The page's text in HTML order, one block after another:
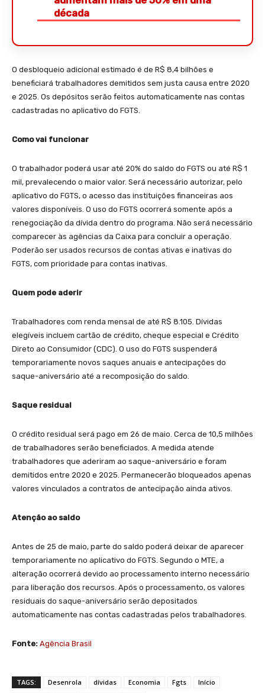
década
O desbloqueio adicional estimado é de R$ 8,4 bilhões e
beneficiará trabalhadores demitidos sem justa causa entre 2020
e 2025. Os depósitos serão feitos automaticamente nas contas
cadastradas no aplicativo do FGTS.
Como vai funcionar
O trabalhador poderá usar até 20% do saldo do FGTS ou até R$ 1
mil, prevalecendo o maior valor. Será necessário autorizar, pelo
aplicativo do FGTS, o acesso das instituições financeiras aos
valores disponíveis. O uso do FGTS ocorrerá somente após a
renegociação da dívida dentro do programa. Não será necessário
comparecer às agências da Caixa para concluir a operação.
Poderão ser usados recursos de contas ativas e inativas do
FGTS, com prioridade para contas inativas.
Quem pode aderir
Trabalhadores com renda mensal de até R$ 8.105. Dívidas
elegíveis incluem cartão de crédito, cheque especial e Crédito
Direto ao Consumidor (CDC). O uso do FGTS suspenderá
temporariamente novos saques anuais e antecipações do
saque-aniversário até a recomposição do saldo.
Saque residual
O crédito residual será pago em 26 de maio. Cerca de 10,5 milhões
de trabalhadores serão beneficiados. A medida atende
trabalhadores que aderiram ao saque-aniversário e foram
demitidos entre 2020 e 2025. Permanecerão bloqueados apenas
valores vinculados a contratos de antecipação ainda ativos.
Atenção ao saldo
Antes de 25 de maio, parte do saldo poderá deixar de aparecer
temporariamente no aplicativo do FGTS. Segundo o MTE, a
alteração ocorrerá devido ao processamento interno necessário
para liberação dos recursos. Após o processamento, os valores
residuais do saque-aniversário serão depositados
automaticamente nas contas cadastradas pelos trabalhadores.
Fonte: Agência Brasil
TAGS: Desenrola dívidas Economia Fgts
Início